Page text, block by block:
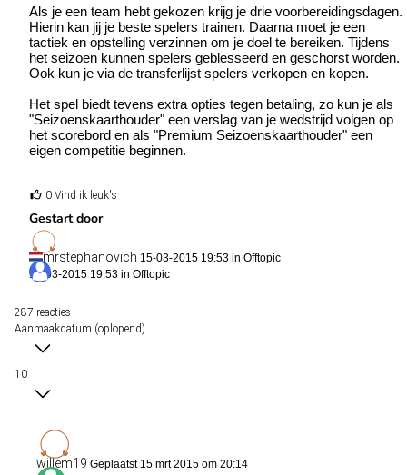
Als je een team hebt gekozen krijg je drie voorbereidingsdagen.
Hierin kan jij je beste spelers trainen. Daarna moet je een
tactiek en opstelling verzinnen om je doel te bereiken. Tijdens
het seizoen kunnen spelers geblesseerd en geschorst worden.
Ook kun je via de transferlijst spelers verkopen en kopen.
Het spel biedt tevens extra opties tegen betaling, zo kun je als
"Seizoenskaarthouder" een verslag van je wedstrijd volgen op
het scorebord en als "Premium Seizoenskaarthouder" een
eigen competitie beginnen.
0 Vind ik leuk's
Gestart door
mrstephanovich 15-03-2015 19:53 in Offtopic
15-03-2015 19:53 in Offtopic
287 reacties
Aanmaakdatum (oplopend)
10
willem19 Geplaatst 15 mrt 2015 om 20:14